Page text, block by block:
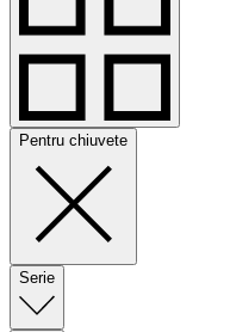
Pentru chiuvete
Serie